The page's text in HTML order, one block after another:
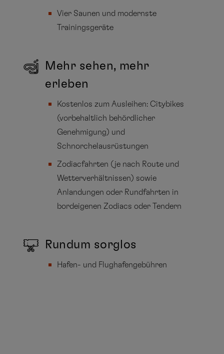
Vier Saunen und modernste
Trainingsgeräte
Mehr sehen, mehr
erleben
Kostenlos zum Ausleihen: Citybikes
(vorbehaltlich behördlicher
Genehmigung) und
Schnorchelausrüstungen
Zodiacfahrten (je nach Route und
Wetterverhältnissen) sowie
Anlandungen oder Rundfahrten in
bordeigenen Zodiacs oder Tendern
Rundum sorglos
Hafen- und Flughafengebühren